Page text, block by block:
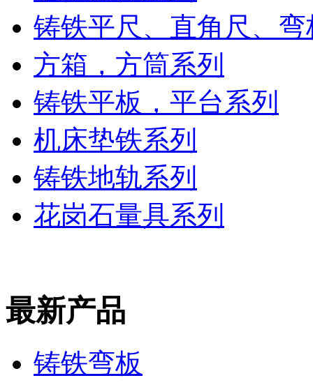
铸铁平尺、直角尺、
方箱，方筒系列
铸铁平板，平台系列
机床垫铁系列
铸铁地轨系列
花岗石量具系列
最新产品
铸铁弯板